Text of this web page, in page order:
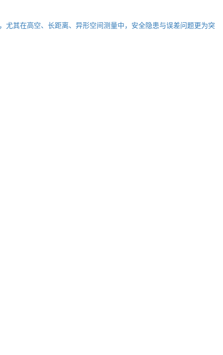
其在高空、长距离、异形空间测量中，安全隐患与误差问题更为突